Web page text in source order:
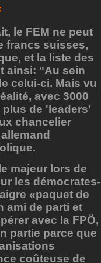
le FEM ne peut
francs suisses,
et la liste des
ainsi: "Au sein
celui-ci. Mais vu
avec 3000
plus de 'leaders'
chancelier
majeur lors de
les démocrates-
«paquet de
ami de parti et
avec la FPÖ,
partie parce que
coûteuse de